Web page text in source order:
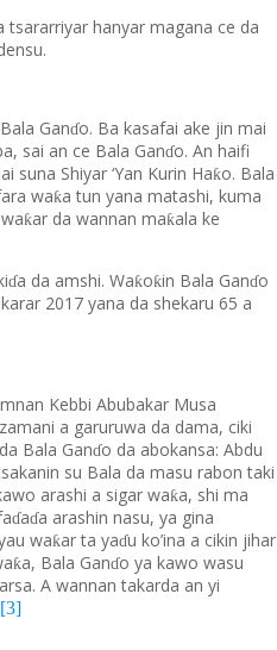
tsararriyar hanyar magana ce da
Ganɗo. Ba kasafai ake jin mai
sai an ce Bala Ganɗo. An haifi
Shiyar ‘Yan Kurin Haƙo. Bala
waƙa tun yana matashi, kuma
ƙar da wannan maƙala ke
ɗa da amshi. Waƙoƙin Bala Ganɗo
2017 yana da shekaru 65 a
Kebbi Abubakar Musa
a garuruwa da dama, ciki
Bala Ganɗo da abokansa: Abdu
su Bala da masu rabon taki
arashi a sigar waƙa, shi ma
ɗaɗa arashin nasu, ya gina
waƙar ta yaɗu ko’ina a cikin jihar
ƙa, Bala Ganɗo ya kawo wasu
A wannan takarda an yi
[3]